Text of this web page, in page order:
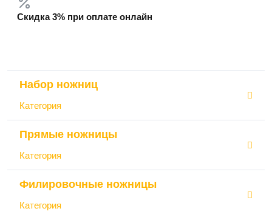
Скидка 3% при оплате онлайн
Набор ножниц
Категория
Прямые ножницы
Категория
Филировочные ножницы
Категория